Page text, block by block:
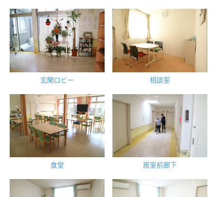
玄関ロビー 相談室
食堂 居室前廊下